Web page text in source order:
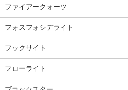
ファイアークォーツ
フォスフォシデライト
フックサイト
フローライト